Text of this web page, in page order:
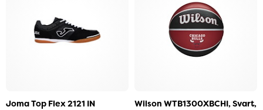
Joma Top Flex 2121 IN
Wilson WTB1300XBCHI, Svart,